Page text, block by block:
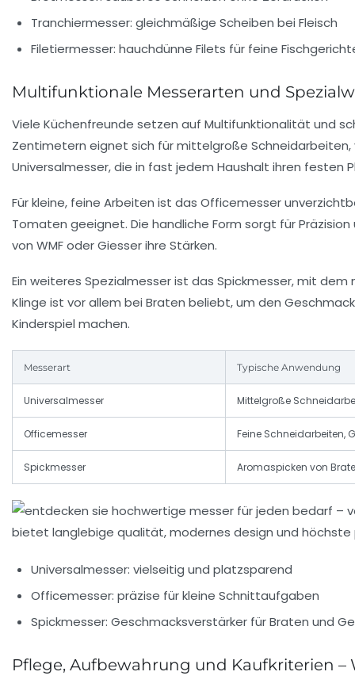
Tranchiermesser: gleichmäßige Scheiben bei Fleisch
Filetiermesser: hauchdünne Filets für feine
Multifunktionale Messerarten und
Viele Küchenfreunde setzen auf Multifunktionalität und
Zentimetern eignet sich für mittelgroße Schneidarbeiten,
Universalmesser, die in fast jedem Haushalt ihren festen
Für kleine, feine Arbeiten ist das Officemesser
Tomaten geeignet. Die handliche Form sorgt für
von WMF oder Giesser ihre Stärken.
Ein weiteres Spezialmesser ist das Spickmesser, mit dem
Klinge ist vor allem bei Braten beliebt, um den
Kinderspiel machen.
Messerart Typische Anwendung
Universalmesser Mittelgroße
Officemesser Feine Schneidarbeiten,
Spickmesser Aromaspicken von
Universalmesser: vielseitig und platzsparend
Officemesser: präzise für kleine Schnittaufgaben
Spickmesser: Geschmacksverstärker für Braten und
Pflege, Aufbewahrung und Kaufkriterien –